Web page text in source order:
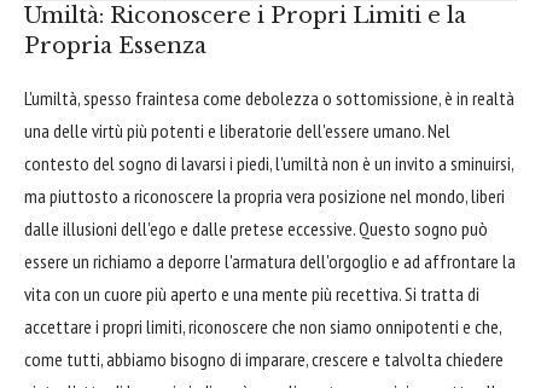
Umiltà: Riconoscere i Propri Limiti e la
Propria Essenza
L'umiltà, spesso fraintesa come debolezza o sottomissione, è in realtà
una delle virtù più potenti e liberatorie dell'essere umano. Nel
contesto del sogno di lavarsi i piedi, l'umiltà non è un invito a sminuirsi,
ma piuttosto a riconoscere la propria vera posizione nel mondo, liberi
dalle illusioni dell'ego e dalle pretese eccessive. Questo sogno può
essere un richiamo a deporre l'armatura dell'orgoglio e ad affrontare la
vita con un cuore più aperto e una mente più recettiva. Si tratta di
accettare i propri limiti, riconoscere che non siamo onnipotenti e che,
come tutti, abbiamo bisogno di imparare, crescere e talvolta chiedere